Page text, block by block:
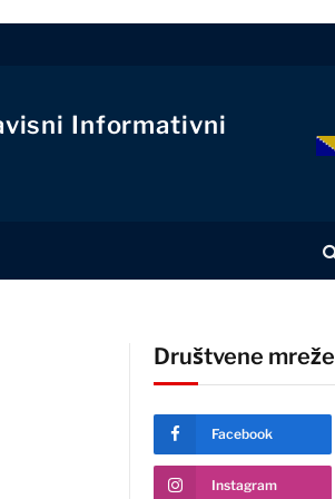
Informativni
Društvene mreže
Facebook
Instagram